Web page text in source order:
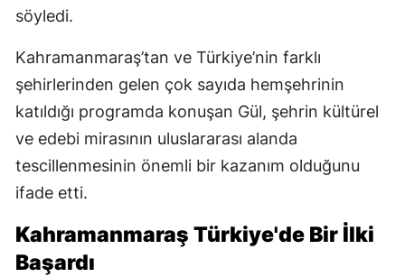
söyledi.
Kahramanmaraş’tan ve Türkiye’nin farklı
şehirlerinden gelen çok sayıda hemşehrinin
katıldığı programda konuşan Gül, şehrin kültürel
ve edebi mirasının uluslararası alanda
tescillenmesinin önemli bir kazanım olduğunu
ifade etti.
Kahramanmaraş Türkiye'de Bir İlki
Başardı